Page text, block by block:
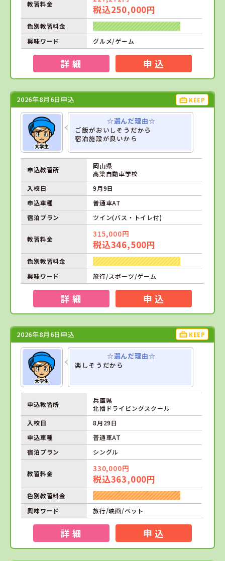
教習料金 税込250,000円
色別教習料金
興味ワード
グルメ/ゲーム
詳 細 申 込
2026年8月6日申込 KEEP
☆選んだ理由☆
ご飯がおいしそうだから
宿泊施設が良いから
申込教習所
岡山県
高梁自動車学校
入校日
9月9日
申込車種
普通車AT
宿泊プラン
ツイン(バス・トイレ付)
教習料金
315,000円
税込346,500円
色別教習料金
興味ワード
旅行/スポーツ/ゲーム
詳 細 申 込
2026年8月6日申込 KEEP
☆選んだ理由☆
楽しそうだから
申込教習所
兵庫県
北播ドライビングスクール
入校日
8月29日
申込車種
普通車AT
宿泊プラン
シングル
教習料金
330,000円
税込363,000円
色別教習料金
興味ワード
旅行/映画/ペット
詳 細 申 込